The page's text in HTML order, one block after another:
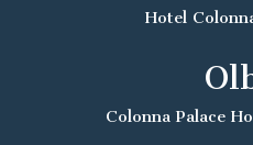
Hotel
Colonna Palace